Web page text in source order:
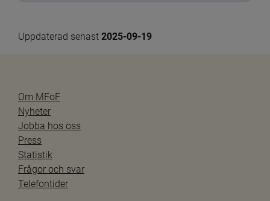
Uppdaterad senast 2025-09-19
Om MFoF
Nyheter
Jobba hos oss
Press
Statistik
Frågor och svar
Telefontider